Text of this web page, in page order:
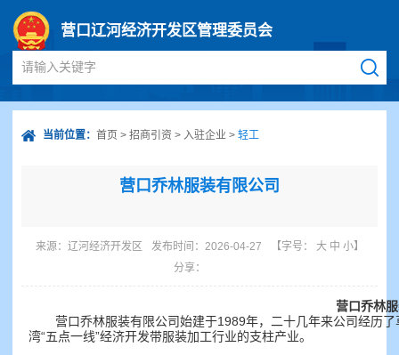
营口辽河经济开发区管理委员会
请输入关键字
当前位置： 首页 > 招商引资 > 入驻企业 > 轻工
营口乔林服装有限公司
来源： 辽河经济开发区 发布时间：2026-04-27 【字号： 大 中 小】
分享：
营口乔林
营口乔林服装有限公司始建于1989年，二十几年来公司经历
湾“五点一线”经济开发带服装加工行业的支柱产业。